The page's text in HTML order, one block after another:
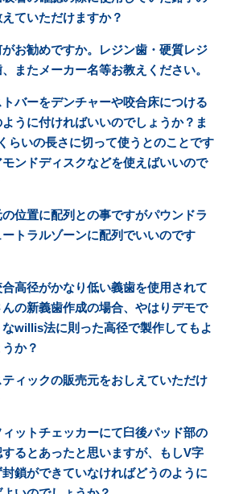
ていただけますか？
がお勧めですか。レジン歯・硬質レジ
またメーカー名等お教えください。
バーをデンチャーや咬合床につける
うに付ければいいのでしょうか？ま
らいの長さに切って使うとのことです
ンドディスクなどを使えばいいので
の位置に配列との事ですがパウンドラ
トラルゾーンに配列でいいのです
合高径がかなり低い義歯を使用されて
の新義歯作成の場合、やはりデモで
なwillis法に則った高径で製作してもよ
か？
ィックの販売元をおしえていただけ
ットチェッカーにて臼後パッド部の
るとあったと思いますが、もしV字
鎖ができていなければどうのように